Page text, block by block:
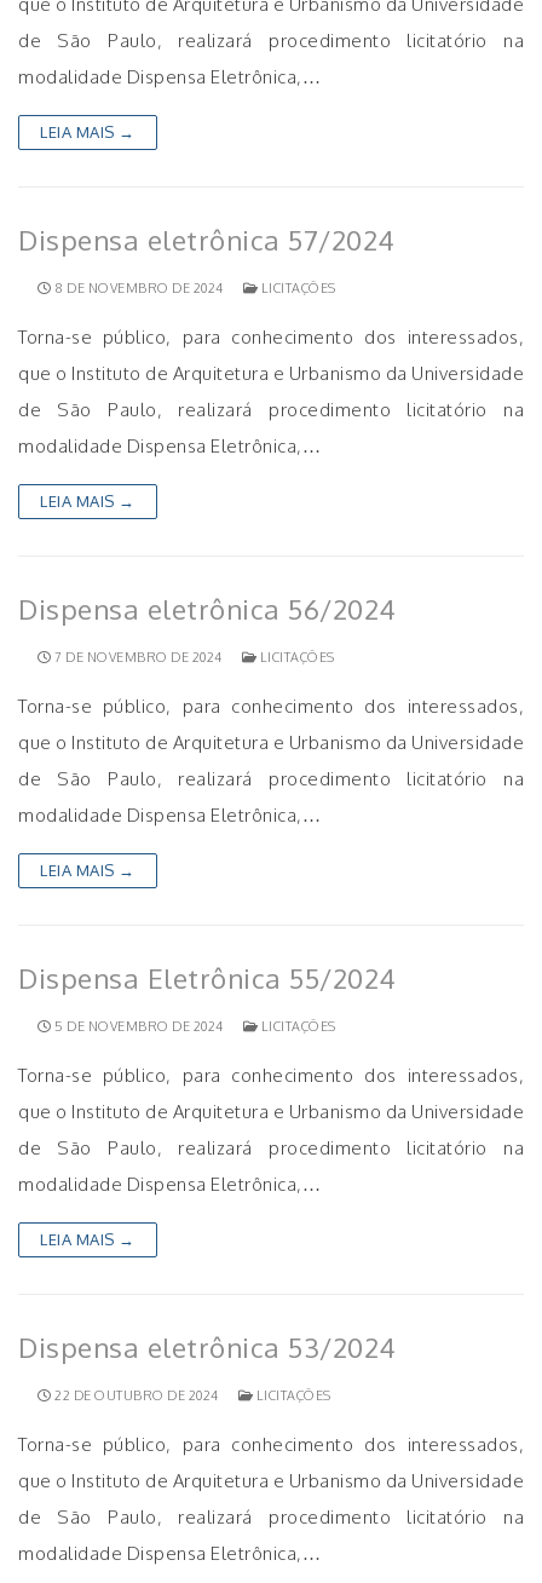
de São Paulo, realizará procedimento licitatório na
modalidade Dispensa Eletrônica,…
LEIA MAIS →
Dispensa eletrônica 57/2024
8 DE NOVEMBRO DE 2024 LICITAÇÕES
Torna-se público, para conhecimento dos interessados,
que o Instituto de Arquitetura e Urbanismo da Universidade
de São Paulo, realizará procedimento licitatório na
modalidade Dispensa Eletrônica,…
LEIA MAIS →
Dispensa eletrônica 56/2024
7 DE NOVEMBRO DE 2024 LICITAÇÕES
Torna-se público, para conhecimento dos interessados,
que o Instituto de Arquitetura e Urbanismo da Universidade
de São Paulo, realizará procedimento licitatório na
modalidade Dispensa Eletrônica,…
LEIA MAIS →
Dispensa Eletrônica 55/2024
5 DE NOVEMBRO DE 2024 LICITAÇÕES
Torna-se público, para conhecimento dos interessados,
que o Instituto de Arquitetura e Urbanismo da Universidade
de São Paulo, realizará procedimento licitatório na
modalidade Dispensa Eletrônica,…
LEIA MAIS →
Dispensa eletrônica 53/2024
22 DE OUTUBRO DE 2024 LICITAÇÕES
Torna-se público, para conhecimento dos interessados,
que o Instituto de Arquitetura e Urbanismo da Universidade
de São Paulo, realizará procedimento licitatório na
modalidade Dispensa Eletrônica,…